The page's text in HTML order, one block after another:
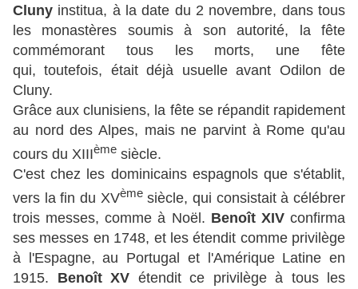
Cluny institua, à la date du 2 novembre, dans tous
les monastères soumis à son autorité, la fête
commémorant tous les morts, une fête
qui,toutefois, était déjà usuelle avant Odilon de
Cluny.
Grâce aux clunisiens, la fête se répandit rapidement
au nord des Alpes, mais ne parvint à Rome qu'au
cours du XIIIème siècle.
C'est chez les dominicains espagnols que s'établit,
vers la fin du XVèmesiècle, qui consistait à célébrer
trois messes, comme à Noël. Benoît XIV confirma
ses messes en 1748, et les étendit comme privilège
à l'Espagne, au Portugal et l'Amérique Latine en
1915. Benoît XV étendit ce privilège à tous les